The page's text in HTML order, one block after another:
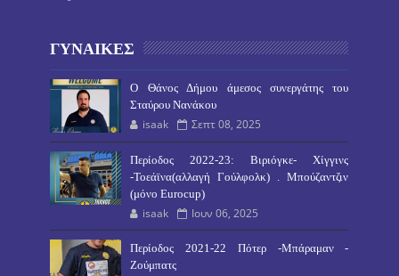
ΓΥΝΑΙΚΕΣ
O Θάνος Δήμου άμεσος συνεργάτης του
Σταύρου Νανάκου
isaak Σεπτ 08, 2025
Περίοδος 2022-23: Βιριόγκε- Χίγγινς
-Τοεάϊνα(αλλαγή Γούλφολκ) . Μπούζαντζιν
(μόνο Eurocup)
isaak Ιουν 06, 2025
Περίοδος 2021-22 Πότερ -Μπάραμαν -
Ζούμπατς